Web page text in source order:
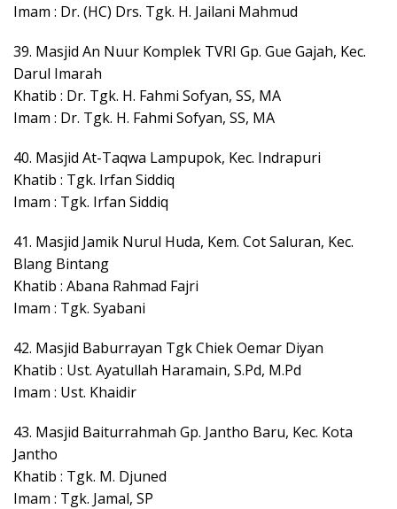
Imam : Dr. (HC) Drs. Tgk. H. Jailani Mahmud
39. Masjid An Nuur Komplek TVRI Gp. Gue Gajah, Kec.
Darul Imarah
Khatib : Dr. Tgk. H. Fahmi Sofyan, SS, MA
Imam : Dr. Tgk. H. Fahmi Sofyan, SS, MA
40. Masjid At-Taqwa Lampupok, Kec. Indrapuri
Khatib : Tgk. Irfan Siddiq
Imam : Tgk. Irfan Siddiq
41. Masjid Jamik Nurul Huda, Kem. Cot Saluran, Kec.
Blang Bintang
Khatib : Abana Rahmad Fajri
Imam : Tgk. Syabani
42. Masjid Baburrayan Tgk Chiek Oemar Diyan
Khatib : Ust. Ayatullah Haramain, S.Pd, M.Pd
Imam : Ust. Khaidir
43. Masjid Baiturrahmah Gp. Jantho Baru, Kec. Kota
Jantho
Khatib : Tgk. M. Djuned
Imam : Tgk. Jamal, SP